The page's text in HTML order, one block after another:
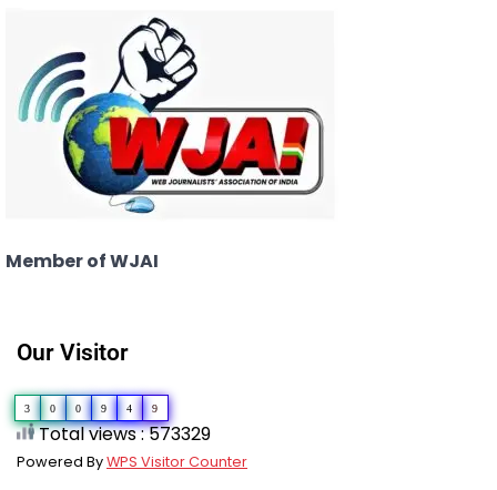
Member of WJAI
Our Visitor
3 0 0 9 4 9
Total views : 573329
Powered ByWPS Visitor Counter